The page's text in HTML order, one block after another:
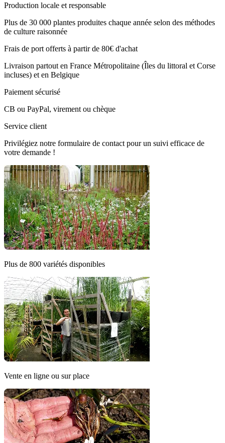
Production locale et responsable
Plus de 30 000 plantes produites chaque année selon des méthodes
de culture raisonnée
Frais de port offerts à partir de 80€ d'achat
Livraison partout en France Métropolitaine (Îles du littoral et Corse
incluses) et en Belgique
Paiement sécurisé
CB ou PayPal, virement ou chèque
Service client
Privilégiez notre formulaire de contact pour un suivi efficace de
votre demande !
Plus de 800 variétés disponibles
Vente en ligne ou sur place